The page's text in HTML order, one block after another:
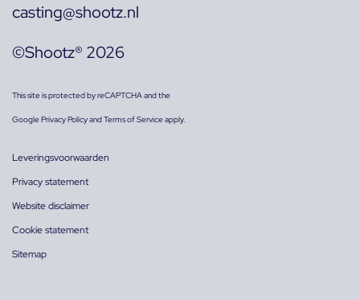
casting@shootz.nl
©Shootz® 2026
This site is protected by reCAPTCHA and the
GooglePrivacy PolicyandTerms of Serviceapply.
Leveringsvoorwaarden
Privacy statement
Website disclaimer
Cookie statement
Sitemap